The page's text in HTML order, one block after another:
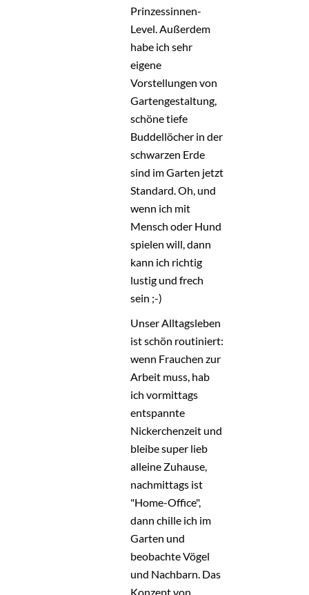
Prinzessinnen-
Level. Außerdem
habe ich sehr
eigene
Vorstellungen von
Gartengestaltung,
schöne tiefe
Buddellöcher in der
schwarzen Erde
sind im Garten jetzt
Standard. Oh, und
wenn ich mit
Mensch oder Hund
spielen will, dann
kann ich richtig
lustig und frech
sein ;-)
Unser Alltagsleben
ist schön routiniert:
wenn Frauchen zur
Arbeit muss, hab
ich vormittags
entspannte
Nickerchenzeit und
bleibe super lieb
alleine Zuhause,
nachmittags ist
"Home-Office",
dann chille ich im
Garten und
beobachte Vögel
und Nachbarn. Das
Konzept von